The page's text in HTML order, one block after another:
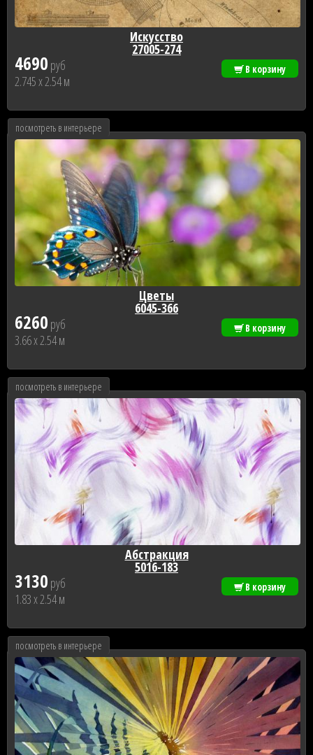
4690 руб
2.745 x 2.54 м
Искусство
27005-274
В корзину
посмотреть в интерьере
6260 руб
3.66 x 2.54 м
Цветы
6045-366
В корзину
посмотреть в интерьере
3130 руб
1.83 x 2.54 м
Абстракция
5016-183
В корзину
посмотреть в интерьере